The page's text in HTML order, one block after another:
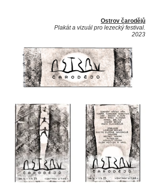
Ostrov čarodějů
Plakát a vizuál pro lezecký festival.
2023